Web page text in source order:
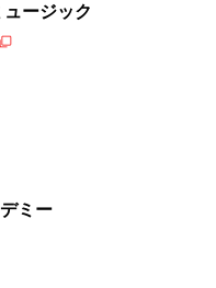
ージック
ミー